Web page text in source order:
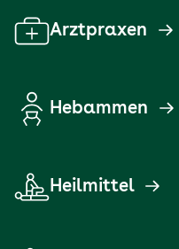
Arztpraxen
Hebammen
Heilmittel